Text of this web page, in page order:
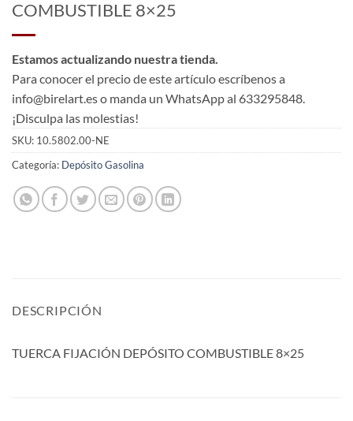
COMBUSTIBLE 8×25
Estamos actualizando nuestra tienda.
Para conocer el precio de este artículo escríbenos a
info@birelart.es o manda un WhatsApp al 633295848.
¡Disculpa las molestias!
SKU: 10.5802.00-NE
Categoría: Depósito Gasolina
DESCRIPCIÓN
TUERCA FIJACIÓN DEPÓSITO COMBUSTIBLE 8×25